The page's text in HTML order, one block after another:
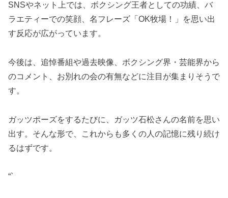
SNSやネット上では、ボクシング王者としての功績、バ
ラエティーでの笑顔、名フレーズ「OK牧場！」を思い出
す反応が広がっています。
今後は、追悼番組や過去映像、ボクシング界・芸能界から
のコメント、お別れの会の有無などに注目が集まりそうで
す。
ガッツポーズをするたびに、ガッツ石松さんの名前を思い
出す。そんな形で、これからも多くの人の記憶に残り続け
るはずです。
“`